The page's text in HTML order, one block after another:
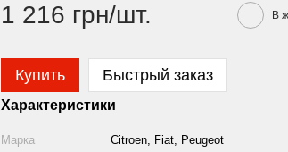
1 216 грн/шт. В
Купить Быстрый заказ
Характеристики
Марка
Citroen, Fiat, Peugeot